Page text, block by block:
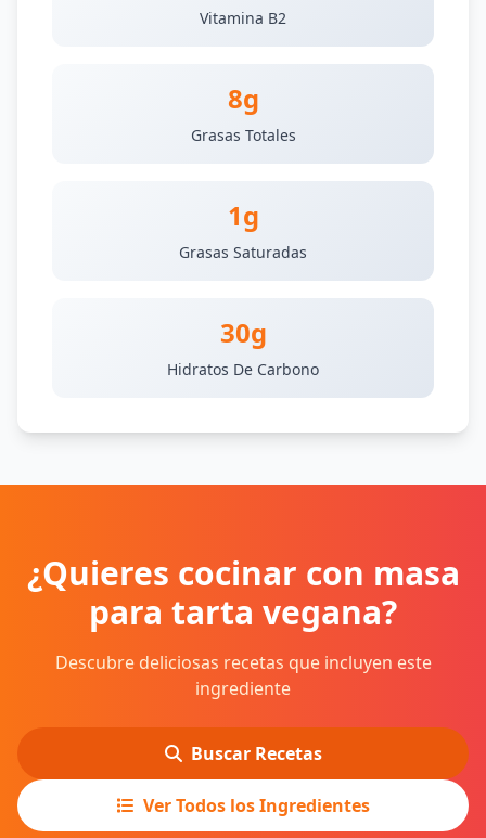
Vitamina B2
8g
Grasas Totales
1g
Grasas Saturadas
30g
Hidratos De Carbono
¿Quieres cocinar con masa
para tarta vegana?
Descubre deliciosas recetas que incluyen este
ingrediente
Buscar Recetas
Ver Todos los Ingredientes